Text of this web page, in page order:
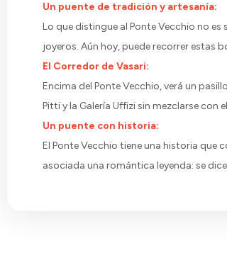
Un puente de tradición y artesanía:
Lo que distingue al Ponte Vecchio no
joyeros. Aún hoy, puede recorrer estas
El Corredor de Vasari:
Encima del Ponte Vecchio, verá un
Pitti y la Galería Uffizi sin mezclarse con
Un puente con historia:
El Ponte Vecchio tiene una historia que
asociada una romántica leyenda: se